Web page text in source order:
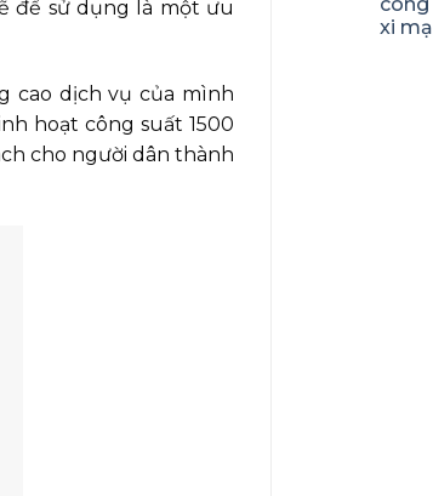
để sử dụng là một ưu
cao dịch vụ của mình
hoạt công suất 1500
cho người dân thành
xi